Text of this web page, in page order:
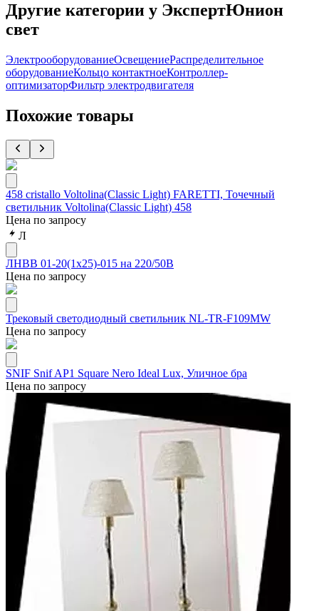
Другие категории у ЭкспертЮнион
свет
ЭлектрооборудованиеОсвещениеРаспределительное
оборудованиеКольцо контактноеКонтроллер-
оптимизаторФильтр электродвигателя
Похожие товары
458 cristallo Voltolina(Classic Light) FARETTI, Точечный
светильник Voltolina(Classic Light) 458
Цена по запросу
Л
ЛНВВ 01-20(1х25)-015 на 220/50В
Цена по запросу
Трековый светодиодный светильник NL-TR-F109MW
Цена по запросу
SNIF Snif AP1 Square Nero Ideal Lux, Уличное бра
Цена по запросу